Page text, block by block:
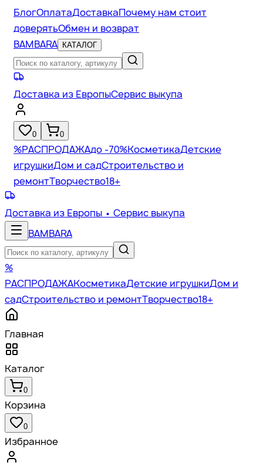
БлогОплатаДоставкаПочему нам стоит
доверятьОбмен и возврат
BAMBARA
КАТАЛОГ
Доставка из ЕвропыСервис выкупа
0 0
%РАСПРОДАЖАдо -70%КосметикаДетские
игрушкиДом и садСтроительство и
ремонтТворчество18+
Доставка из Европы • Сервис выкупа
BAMBARA
%
РАСПРОДАЖАКосметикаДетские игрушкиДом и
садСтроительство и ремонтТворчество18+
Главная
Каталог
0
Корзина
0
Избранное